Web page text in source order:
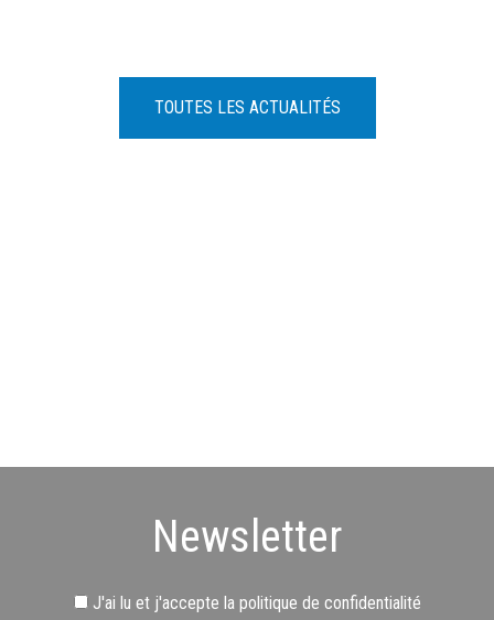
TOUTES LES ACTUALITÉS
Newsletter
J'ai lu et j'accepte la politique de confidentialité